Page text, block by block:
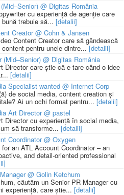
@ Digitas România
cu experiență de agenție care
trebuie să... [detalii]
Creator @ Cohn & Jansen
Content Creator care să gândească
pentru unele dintre...[detalii]
(Mid–Senior) @ Digitas România
Director care știe că e tare când o idee
[detalii]
Specialist wanted @ Internet Corp
de social media, content creation și
Ai un ochi format pentru... [detalii]
Art Director @ pastel
Director cu experiență în social media,
să transforme... [detalii]
Coordinator @ Oxygen
for an ATL Account Coordinator – an
and detail-oriented professional
@ Golin Ketchum
căutăm un Senior PR Manager cu
experiență, care știe... [detalii]